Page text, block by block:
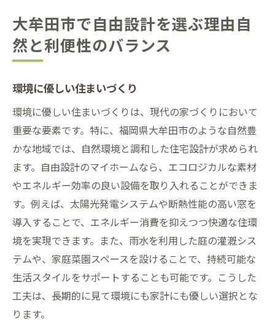
大牟田市で自由設計を選ぶ理由自
然と利便性のバランス
環境に優しい住まいづくり
環境に優しい住まいづくりは、現代の家づくりにおいて
重要な要素です。特に、福岡県大牟田市のような自然豊
かな地域では、自然環境と調和した住宅設計が求められ
ます。自由設計のマイホームなら、エコロジカルな素材
やエネルギー効率の良い設備を取り入れることができま
す。例えば、太陽光発電システムや断熱性能の高い窓を
導入することで、エネルギー消費を抑えつつ快適な住環
境を実現できます。また、雨水を利用した庭の灌漑シス
テムや、家庭菜園スペースを設けることで、持続可能な
生活スタイルをサポートすることも可能です。こうした
工夫は、長期的に見て環境にも家計にも優しい選択とな
ります。